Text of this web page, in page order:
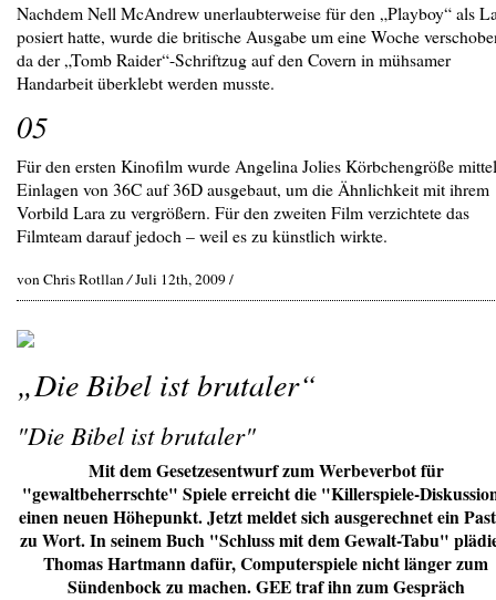
Nachdem Nell McAndrew unerlaubterweise für den „Playboy“ als
posiert hatte, wurde die britische Ausgabe um eine Woche
da der „Tomb Raider“-Schriftzug auf den Covern in mühsamer
Handarbeit überklebt werden musste.
05
Für den ersten Kinofilm wurde Angelina Jolies Körbchengröße
Einlagen von 36C auf 36D ausgebaut, um die Ähnlichkeit mit ihrem
Vorbild Lara zu vergrößern. Für den zweiten Film verzichtete das
Filmteam darauf jedoch – weil es zu künstlich wirkte.
von Chris Rotllan/Juli 12th, 2009 /
„Die Bibel ist brutaler“
"Die Bibel ist brutaler"
Mit dem Gesetzesentwurf zum Werbeverbot für
"gewaltbeherrschte" Spiele erreicht die "Killerspiele-
einen neuen Höhepunkt. Jetzt meldet sich ausgerechnet ein
zu Wort. In seinem Buch "Schluss mit dem Gewalt-Tabu"
Thomas Hartmann dafür, Computerspiele nicht länger zum
Sündenbock zu machen. GEE traf ihn zum Gespräch